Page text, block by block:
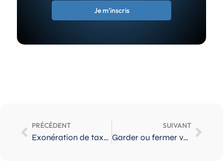
PRÉCÉDENT
Exonération de taxe sur la plus-value immobilière pour les non-résidents en France
SUIVANT
Garder ou fermer votre assurance vie une fois aux USA ?